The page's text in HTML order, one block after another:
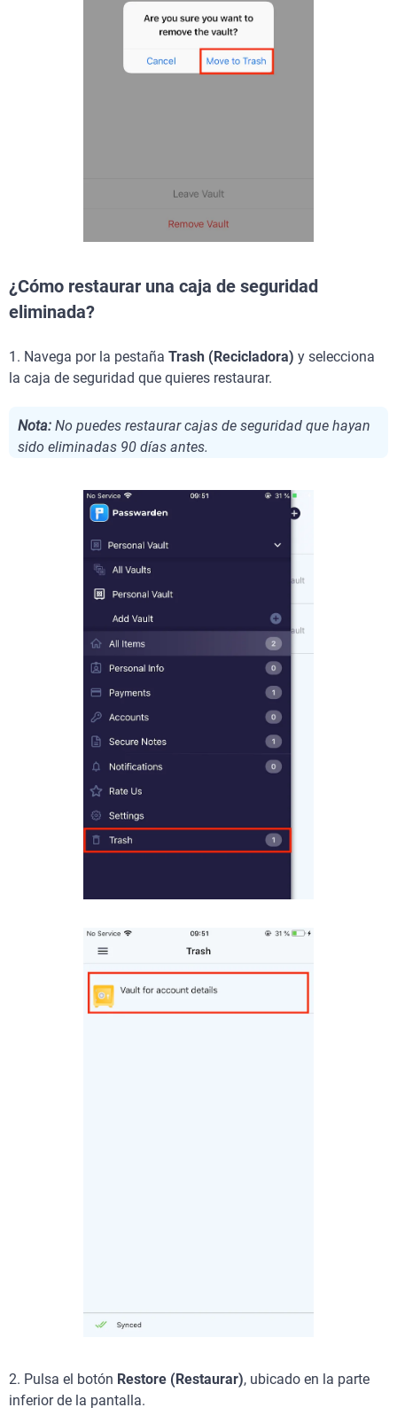
¿Cómo restaurar una caja de seguridad
eliminada?
1. Navega por la pestaña Trash (Recicladora) y selecciona
la caja de seguridad que quieres restaurar.
Nota: No puedes restaurar cajas de seguridad que hayan
sido eliminadas 90 días antes.
2. Pulsa el botón Restore (Restaurar), ubicado en la parte
inferior de la pantalla.